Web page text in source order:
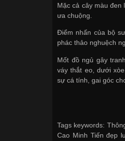
Mặc cả cây màu đen
ưa chuộng.
Điểm nhấn của bộ
phác thảo nghuệch
Mốt đồ ngủ gây
váy thắt eo, dưới
sự cá tính, gai góc
Tags keywords:
Cao Minh Tiến đẹp